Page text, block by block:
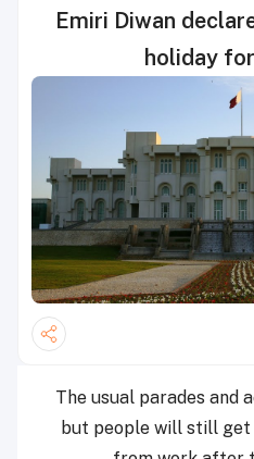
Emiri Diwan
holiday
The usual parades and
but people will still